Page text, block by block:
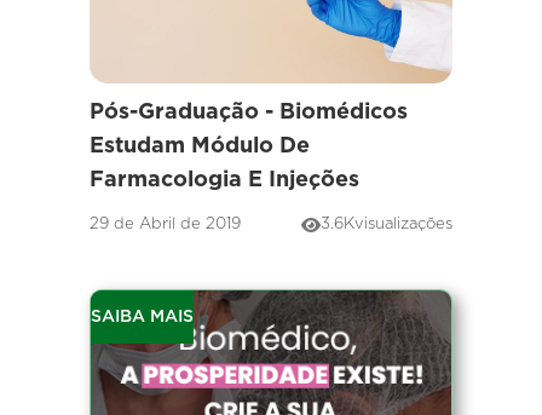
Pós-Graduação - Biomédicos
Estudam Módulo De
Farmacologia E Injeções
29 de Abril de 2019 3.6Kvisualizações
SAIBA MAIS